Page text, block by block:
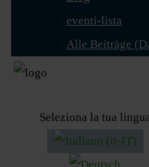
eventi-lista
Alle Beiträge
Seleziona la tua